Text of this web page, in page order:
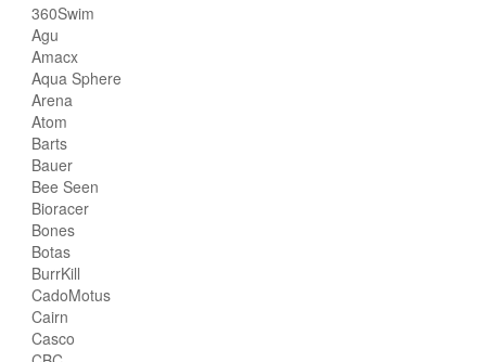
360Swim
Agu
Amacx
Aqua Sphere
Arena
Atom
Barts
Bauer
Bee Seen
Bioracer
Bones
Botas
BurrKill
CadoMotus
Cairn
Casco